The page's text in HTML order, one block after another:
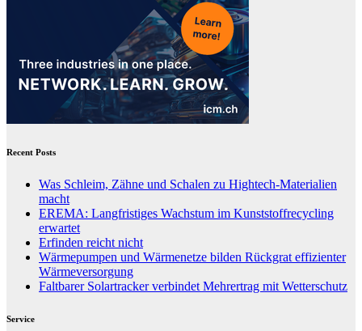
Recent Posts
Was Schleim, Zähne und Schalen zu Hightech-Materialien
macht
EREMA: Langfristiges Wachstum im Kunststoffrecycling
erwartet
Erfinden reicht nicht
Wärmepumpen und Wärmenetze bilden Rückgrat effizienter
Wärmeversorgung
Faltbarer Solartracker verbindet Mehrertrag mit Wetterschutz
Service